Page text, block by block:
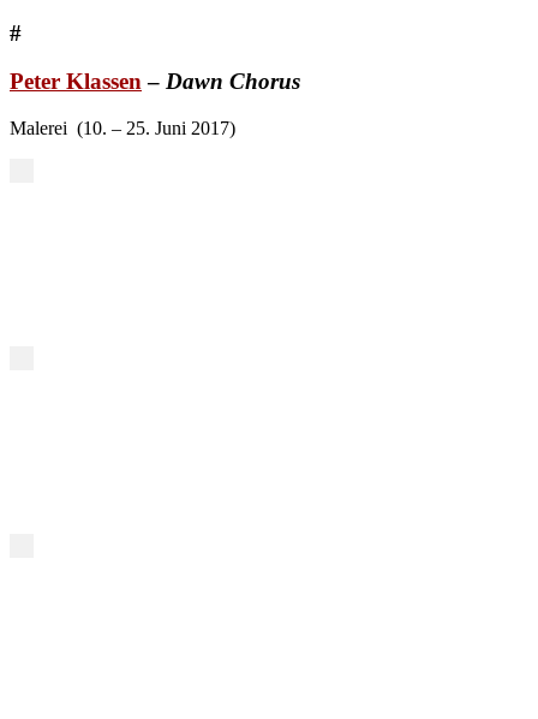
#
Peter Klassen– Dawn Chorus
Malerei (10. – 25. Juni 2017)